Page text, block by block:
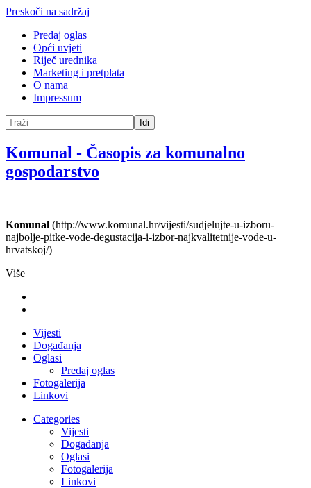
Preskoči na sadržaj
Predaj oglas
Opći uvjeti
Riječ urednika
Marketing i pretplata
O nama
Impressum
Idi
Komunal - Časopis za komunalno
gospodarstvo
Komunal (http://www.komunal.hr/vijesti/sudjelujte-u-izboru-
najbolje-pitke-vode-degustacija-i-izbor-najkvalitetnije-vode-u-
hrvatskoj/)
Više
Vijesti
Događanja
Oglasi
Predaj oglas
Fotogalerija
Linkovi
Categories
Vijesti
Događanja
Oglasi
Fotogalerija
Linkovi